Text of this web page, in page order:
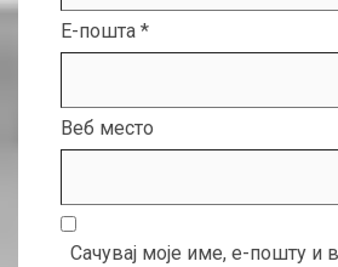
Е-пошта *
Веб место
Сачувај моје име, е-пошту и